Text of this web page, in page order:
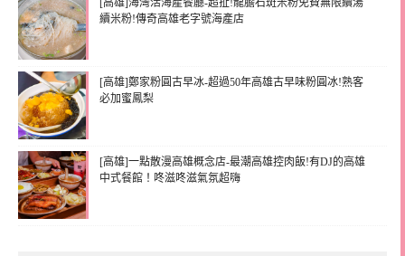
[高雄]海灣活海產餐廳-超扯!龍膽石斑米粉免費無限續湯
續米粉!傳奇高雄老字號海產店
[高雄]鄭家粉圓古早冰-超過50年高雄古早味粉圓冰!熟客
必加蜜鳳梨
[高雄]一點散漫高雄概念店-最潮高雄控肉飯!有DJ的高雄
中式餐館！咚滋咚滋氣氛超嗨